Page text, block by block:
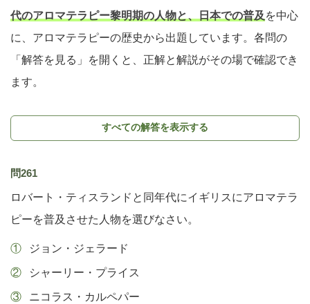
代のアロマテラピー黎明期の人物と、日本での普及 を中心
に、アロマテラピーの歴史から出題しています。各問の
「解答を見る」を開くと、正解と解説がその場で確認でき
ます。
すべての解答を表示する
問261
ロバート・ティスランドと同年代にイギリスにアロマテラ
ピーを普及させた人物を選びなさい。
ジョン・ジェラード
シャーリー・プライス
ニコラス・カルペパー